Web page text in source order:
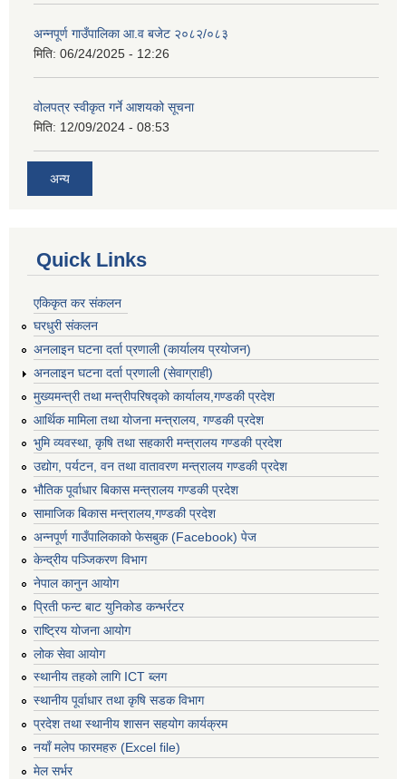
अन्नपूर्ण गाउँपालिका आ.व बजेट २०८२/०८३
मिति: 06/24/2025 - 12:26
वोलपत्र स्वीकृत गर्ने आशयको सूचना
मिति: 12/09/2024 - 08:53
अन्य
Quick Links
एकिकृत कर संकलन
घरधुरी संकलन
अनलाइन घटना दर्ता प्रणाली (कार्यालय प्रयोजन)
अनलाइन घटना दर्ता प्रणाली (सेवाग्राही)
मुख्यमन्त्री तथा मन्त्रीपरिषद्को कार्यालय,गण्डकी प्रदेश
आर्थिक मामिला तथा योजना मन्त्रालय, गण्डकी प्रदेश
भुमि व्यवस्था, कृषि तथा सहकारी मन्त्रालय गण्डकी प्रदेश
उद्योग, पर्यटन, वन तथा वातावरण मन्त्रालय गण्डकी प्रदेश
भौतिक पूर्वाधार बिकास मन्त्रालय गण्डकी प्रदेश
सामाजिक बिकास मन्त्रालय,गण्डकी प्रदेश
अन्नपूर्ण गाउँपालिकाको फेसबुक (Facebook) पेज
केन्द्रीय पञ्जिकरण विभाग
नेपाल कानुन आयोग
प्रिती फन्ट बाट युनिकोड कन्भर्रटर
राष्ट्रिय योजना आयोग
लोक सेवा आयोग
स्थानीय तहको लागि ICT ब्लग
स्थानीय पूर्वाधार तथा कृषि सडक विभाग
प्रदेश तथा स्थानीय शासन सहयोग कार्यक्रम
नयाँ मलेप फारमहरु (Excel file)
मेल सर्भर